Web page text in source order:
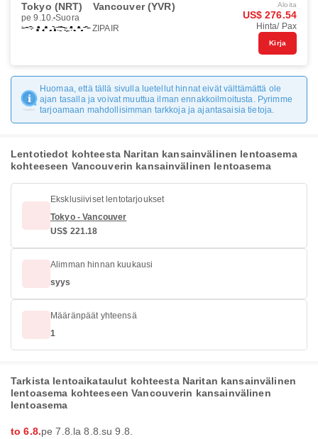
Tokyo (NRT) Vancouver (YVR)
pe 9.10. Suora
ZIPAIR
Aloita
US$ 276.54
Hinta/ Pax
Kirja
Huomaa, että tällä sivulla luetellut hinnat eivät välttämättä ole
ajan tasalla ja voivat muuttua ilman ennakkoilmoitusta. Pyrimme
tarjoamaan mahdollisimman tarkkoja ja ajantasaisia tietoja.
Lentotiedot kohteesta Naritan kansainvälinen lentoasema
kohteeseen Vancouverin kansainvälinen lentoasema
Eksklusiiviset lentotarjoukset
Tokyo - Vancouver
US$ 221.18
Alimman hinnan kuukausi
syys
Määränpäät yhteensä
1
Tarkista lentoaikataulut kohteesta Naritan kansainvälinen
lentoasema kohteeseen Vancouverin kansainvälinen
lentoasema
to 6.8.pe 7.8. la 8.8. su 9.8.